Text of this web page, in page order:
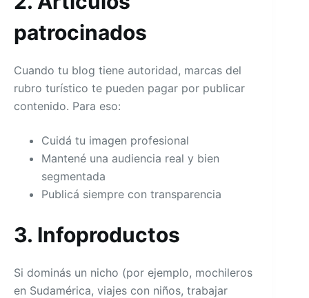
patrocinados
Cuando tu blog tiene autoridad, marcas del
rubro turístico te pueden pagar por publicar
contenido. Para eso:
Cuidá tu imagen profesional
Mantené una audiencia real y bien
segmentada
Publicá siempre con transparencia
3. Infoproductos
Si dominás un nicho (por ejemplo, mochileros
en Sudamérica, viajes con niños, trabajar